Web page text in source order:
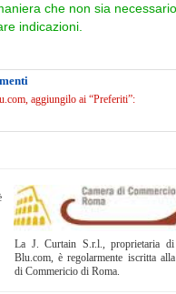
che non sia
indicazioni.
aggiungilo ai “Preferiti”:
La J. Curtain S.r.l., proprietaria di
Blu.com, è regolarmente iscritta
di Commericio di Roma.